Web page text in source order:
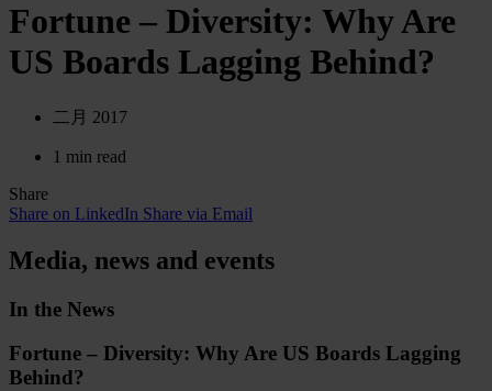
Fortune – Diversity: Why Are
US Boards Lagging Behind?
二月 2017
1 min read
Share
Share on LinkedIn Share via Email
Media, news and events
In the News
Fortune – Diversity: Why Are US Boards Lagging
Behind?